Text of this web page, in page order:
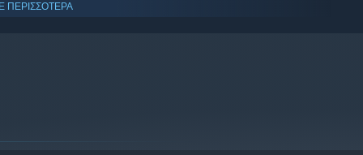
ΠΕΡΙΣΣΟΤΕΡΑ